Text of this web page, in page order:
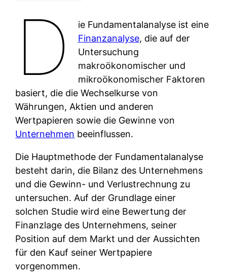
D
ie Fundamentalanalyse ist eine
Finanzanalyse, die auf der
Untersuchung
makroökonomischer und
mikroökonomischer Faktoren
basiert, die die Wechselkurse von
Währungen, Aktien und anderen
Wertpapieren sowie die Gewinne von
Unternehmen beeinflussen.
Die Hauptmethode der Fundamentalanalyse
besteht darin, die Bilanz des Unternehmens
und die Gewinn- und Verlustrechnung zu
untersuchen. Auf der Grundlage einer
solchen Studie wird eine Bewertung der
Finanzlage des Unternehmens, seiner
Position auf dem Markt und der Aussichten
für den Kauf seiner Wertpapiere
vorgenommen.